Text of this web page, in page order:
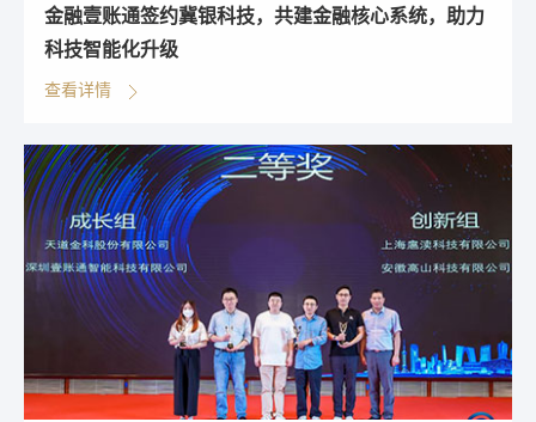
金融壹账通签约冀银科技，共建金融核心系统，助力
科技智能化升级
查看详情